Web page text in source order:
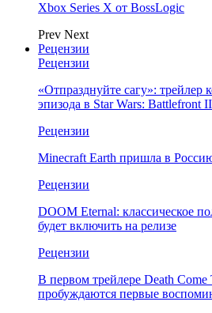
Xbox Series X от BossLogic
Prev Next
Рецензии
Рецензии
«Отпразднуйте сагу»: трейлер
эпизода в Star Wars: Battlefront II
Рецензии
Minecraft Earth пришла в
Рецензии
DOOM Eternal: классическое
будет включить на релизе
Рецензии
В первом трейлере Death Come
пробуждаются первые